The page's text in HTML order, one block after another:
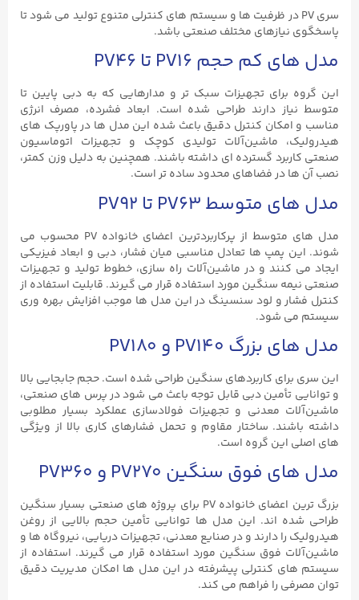
سری PV در ظرفیت‌ ها و سیستم‌ های کنترلی متنوع تولید می ‌شود تا
پاسخگوی نیازهای مختلف صنعتی باشد.
مدل‌ های کم ‌حجم PV16 تا PV46
این گروه برای تجهیزات سبک ‌تر و مدارهایی که به دبی پایین تا
متوسط نیاز دارند طراحی شده است. ابعاد فشرده، مصرف انرژی
مناسب و امکان کنترل دقیق باعث شده این مدل‌ ها در پاورپک‌ های
هیدرولیک، ماشین‌آلات تولیدی کوچک و تجهیزات اتوماسیون
صنعتی کاربرد گسترده‌ ای داشته باشند. همچنین به دلیل وزن کمتر،
نصب آن‌ ها در فضاهای محدود ساده ‌تر است.
مدل‌ های متوسط PV63 تا PV92
مدل ‌های متوسط از پرکاربردترین اعضای خانواده PV محسوب می‌
شوند. این پمپ‌ ها تعادل مناسبی میان فشار، دبی و ابعاد فیزیکی
ایجاد می‌ کنند و در ماشین‌آلات راه سازی، خطوط تولید و تجهیزات
صنعتی نیمه‌ سنگین مورد استفاده قرار می ‌گیرند. قابلیت استفاده از
کنترل فشار و لود سنسینگ در این مدل ‌ها موجب افزایش بهره ‌وری
سیستم می‌ شود.
مدل‌ های بزرگ PV140 و PV180
این سری برای کاربردهای سنگین طراحی شده است. حجم جابجایی بالا
و توانایی تأمین دبی قابل توجه باعث می ‌شود در پرس ‌های صنعتی،
ماشین‌آلات معدنی و تجهیزات فولادسازی عملکرد بسیار مطلوبی
داشته باشند. ساختار مقاوم و تحمل فشارهای کاری بالا از ویژگی‌
های اصلی این گروه است.
مدل‌ های فوق سنگین PV270 و PV360
بزرگ ‌ترین اعضای خانواده PV برای پروژه‌ های صنعتی بسیار سنگین
طراحی شده‌ اند. این مدل ‌ها توانایی تأمین حجم بالایی از روغن
هیدرولیک را دارند و در صنایع معدنی، تجهیزات دریایی، نیروگاه ‌ها و
ماشین‌آلات فوق سنگین مورد استفاده قرار می ‌گیرند. استفاده از
سیستم‌ های کنترلی پیشرفته در این مدل‌ ها امکان مدیریت دقیق
توان مصرفی را فراهم می ‌کند.